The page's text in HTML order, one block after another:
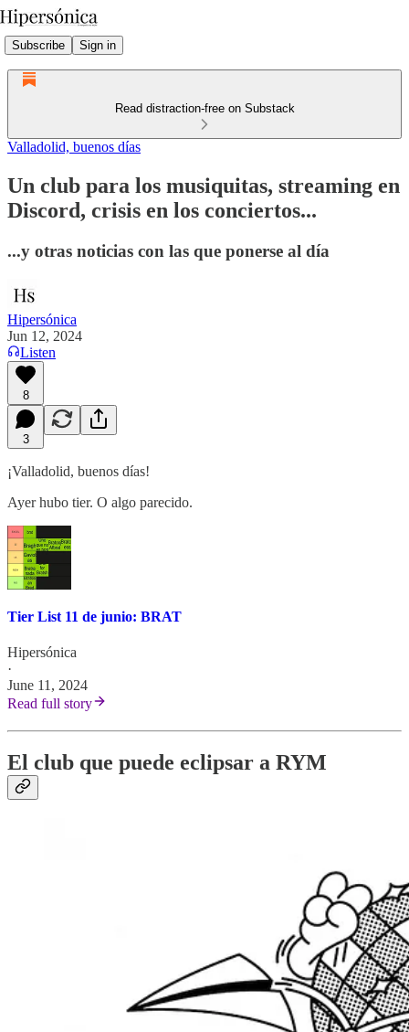
Subscribe Sign in
Read distraction-free on Substack
Valladolid, buenos días
Un club para los musiquitas, streaming en
Discord, crisis en los conciertos...
...y otras noticias con las que ponerse al día
Hipersónica
Jun 12, 2024
Listen
8
3
¡Valladolid, buenos días!
Ayer hubo tier. O algo parecido.
Tier List 11 de junio: BRAT
Hipersónica
·
June 11, 2024
Read full story
El club que puede eclipsar a RYM